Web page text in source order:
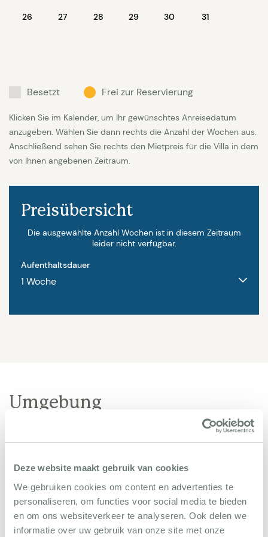
Deze website maakt gebruik van cookies
We gebruiken cookies om content en advertenties te
personaliseren, om functies voor social media te bieden
en om ons websiteverkeer te analyseren. Ook delen we
informatie over uw gebruik van onze site met onze
vorhanden. Die Villa verfügt über 7 Schlafzimmer
Schlafzimmer auf der Wohnebene. Alle
über genügend Stauraum und eine Klimaanlage. Es
gibt 3 Schlafzimmer mit Doppelbett (180x200) und
En-Suite Badezimmer (WC und Dusche oder
die Kinder gibt es ein Schlafzimmer mit
Kindermöbeln (Tisch und Stühle) und einem
Etagenbett (2x80x200). Drei Kinderbetten für die
Allerkleinsten stehen ebenfalls zur Verfügung. Auf
dieser Etage gibt es auch ein Spielzimmer, das mit
Besonderheiten:Endreinigung: 275 €. Bettwäsche:
30 €. Strom und Wasser nicht inbegriffen und
werden mit € 275 pro Woche vor Ort abgerechnet.
Sonntag. (Zuschlag 85 EUR pro Tier und Woche)
26 27 28 29 30 31
Besetzt Frei zur Reservierung
Klicken Sie im Kalender, um Ihr gewünschtes Anreisedatum
anzugeben. Wählen Sie dann rechts die Anzahl der Wochen aus.
Anschließend sehen Sie rechts den Mietpreis für die Villa in dem
von Ihnen angebenen Zeitraum.
Preisübersicht
Die ausgewählte Anzahl Wochen ist in diesem Zeitraum
leider nicht verfügbar.
Aufenthaltsdauer
Umgebung